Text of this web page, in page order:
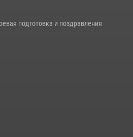
подготовка и поздравления